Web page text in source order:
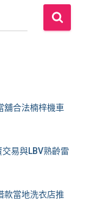
舖合法楠梓機車
易與LBV熟齡雷
款當地洗衣店推